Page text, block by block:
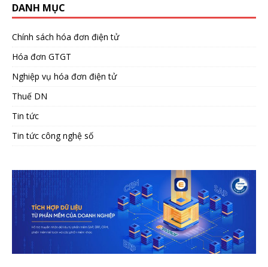
DANH MỤC
Chính sách hóa đơn điện tử
Hóa đơn GTGT
Nghiệp vụ hóa đơn điện tử
Thuế DN
Tin tức
Tin tức công nghệ số